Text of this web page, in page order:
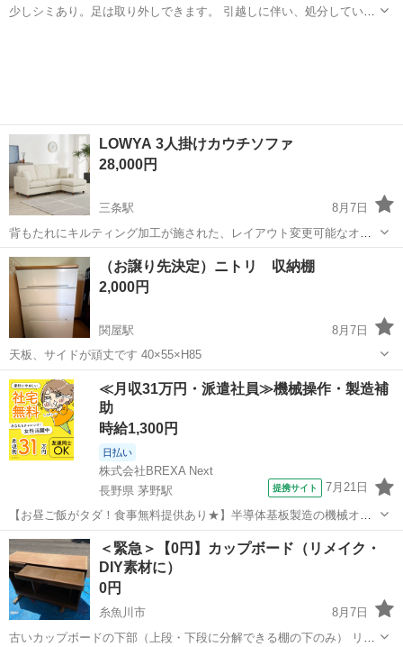
少しシミあり。足は取り外しできます。 引越しに伴い、処分していま
LOWYA 3人掛けカウチソファ
28,000円
三条駅
8月7日
背もたれにキルティング加工が施された、レイアウト変更可能なオッ
トマン付きの3人掛けソファです。 3人掛けですがコンパクトなので場
所もとらず使いやすいです。 - カラー: ホワイト 白 - タイプ: 3人掛け
ソファ（オットマ...
新潟 三条市 三条駅 ソファ
（お譲り先決定）ニトリ 収納棚
2,000円
関屋駅
8月7日
天板、サイドが頑丈です 40×55×H85
新潟 新潟市 関屋駅 収納家具 ニトリ
≪月収31万円・派遣社員≫機械操作・製造補
助
時給1,300円
日払い
株式会社BREXA Next
長野県 茅野駅
提携サイト 7月21日
【お昼ご飯がタダ！食事無料提供あり★】半導体基板製造の機械オペ
レーターや検査作業！未経験活躍中★カップル＆友達同士の応募OK！
赴任旅費会社負担★嬉しい無料送迎◎正社員登用制度あり！マイカー
通勤OK！無料駐車場完備！《長野県茅...
長野 茅野市 茅野駅 その他
＜緊急＞【0円】カップボード（リメイク・
DIY素材に）
0円
糸魚川市
8月7日
古いカップボードの下部（上段・下段に分解できる棚の下のみ） リメ